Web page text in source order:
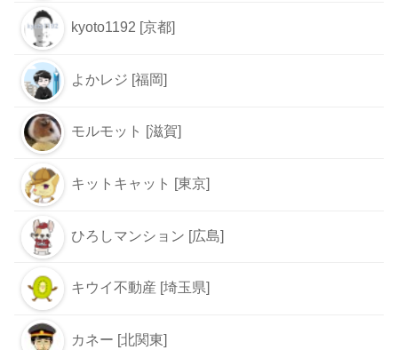
kyoto1192 [京都]
よかレジ [福岡]
モルモット [滋賀]
キットキャット [東京]
ひろしマンション [広島]
キウイ不動産 [埼玉県]
カネー [北関東]